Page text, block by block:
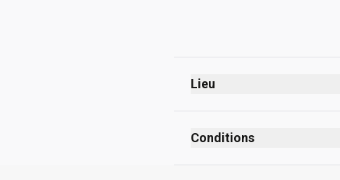
Lieu
Conditions